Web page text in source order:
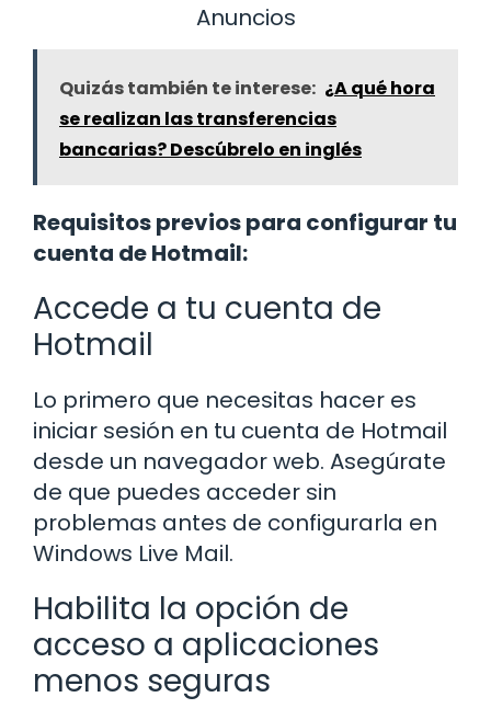
Anuncios
Quizás también te interese: ¿A qué hora
se realizan las transferencias
bancarias? Descúbrelo en inglés
Requisitos previos para configurar tu
cuenta de Hotmail:
Accede a tu cuenta de
Hotmail
Lo primero que necesitas hacer es
iniciar sesión en tu cuenta de Hotmail
desde un navegador web. Asegúrate
de que puedes acceder sin
problemas antes de configurarla en
Windows Live Mail.
Habilita la opción de
acceso a aplicaciones
menos seguras